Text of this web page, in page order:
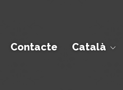
Contacte Català